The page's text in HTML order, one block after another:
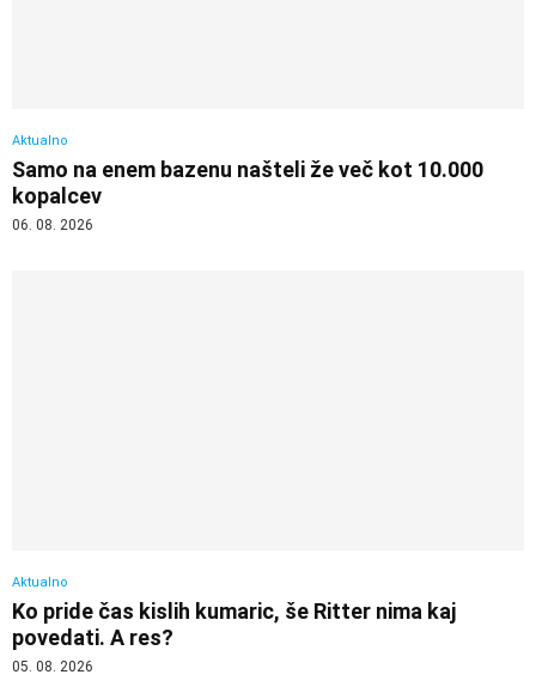
Aktualno
Samo na enem bazenu našteli že več kot 10.000
kopalcev
06. 08. 2026
Aktualno
Ko pride čas kislih kumaric, še Ritter nima kaj
povedati. A res?
05. 08. 2026